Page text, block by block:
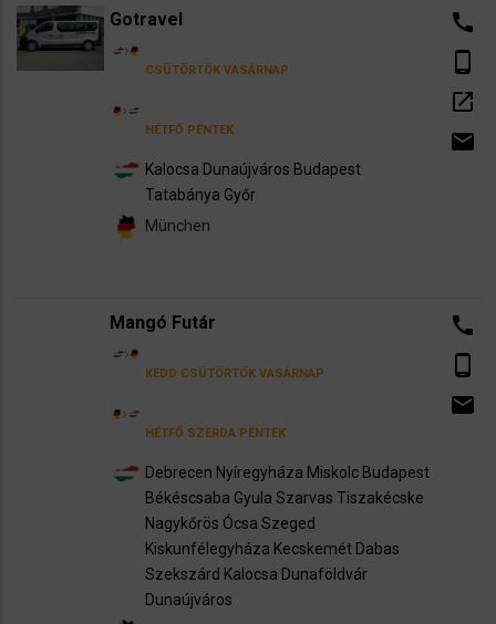
Gotravel
CSÜTÖRTÖK VASÁRNAP
HÉTFŐ PÉNTEK
Kalocsa Dunaújváros Budapest
Tatabánya Győr
München
call
phone_android
open_in_new
email
Mangó Futár
KEDD CSÜTÖRTÖK VASÁRNAP
HÉTFŐ SZERDA PÉNTEK
Debrecen Nyíregyháza Miskolc Budapest
Békéscsaba Gyula Szarvas Tiszakécske
Nagykőrös Ócsa Szeged
Kiskunfélegyháza Kecskemét Dabas
Szekszárd Kalocsa Dunaföldvár
Dunaújváros
call
phone_android
email